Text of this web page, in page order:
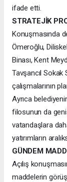
ifade etti.
STRATEJİK
Konuşmasında
Ömeroğlu,
Binası, Kent
Tavşancıl Sokak
çalışmalarının
Ayrıca
filosunun da
vatandaşlara
yatırımların
GÜNDEM
Açılış
maddelerin